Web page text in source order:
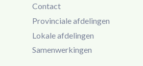
Contact
Provinciale afdelingen
Lokale afdelingen
Samenwerkingen